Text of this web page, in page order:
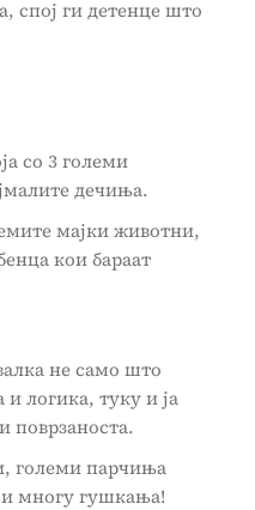
спој ги детенце што
со 3 големи
дечиња.
мајки животни,
кои бараат
не само што
логика, туку и ја
поврзаноста.
големи парчиња
многу гушкања!